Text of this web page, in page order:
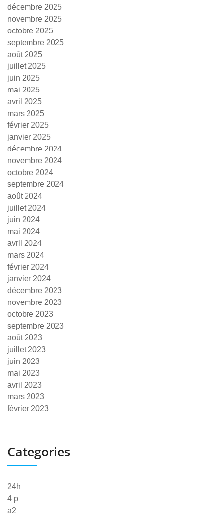
décembre 2025
novembre 2025
octobre 2025
septembre 2025
août 2025
juillet 2025
juin 2025
mai 2025
avril 2025
mars 2025
février 2025
janvier 2025
décembre 2024
novembre 2024
octobre 2024
septembre 2024
août 2024
juillet 2024
juin 2024
mai 2024
avril 2024
mars 2024
février 2024
janvier 2024
décembre 2023
novembre 2023
octobre 2023
septembre 2023
août 2023
juillet 2023
juin 2023
mai 2023
avril 2023
mars 2023
février 2023
Categories
24h
4 p
a2